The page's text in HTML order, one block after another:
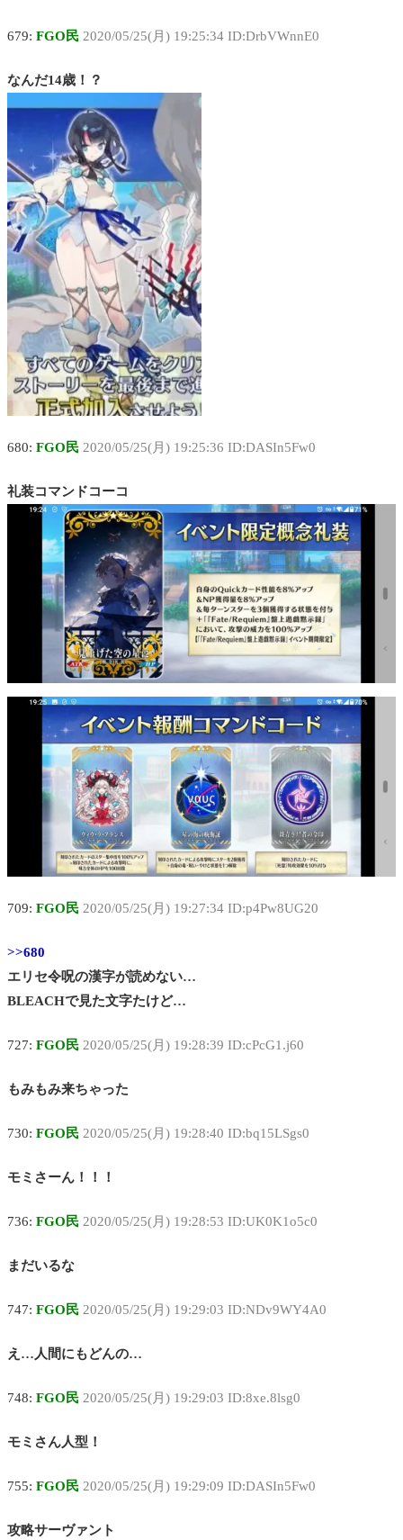
679: FGO民 2020/05/25(月) 19:25:34 ID:DrbVWnnE0
なんだ14歳！？
680: FGO民 2020/05/25(月) 19:25:36 ID:DASIn5Fw0
礼装コマンドコーコ
709: FGO民 2020/05/25(月) 19:27:34 ID:p4Pw8UG20
>>680
エリセ令呪の漢字が読めない…
BLEACHで見た文字たけど…
727: FGO民 2020/05/25(月) 19:28:39 ID:cPcG1.j60
もみもみ来ちゃった
730: FGO民 2020/05/25(月) 19:28:40 ID:bq15LSgs0
モミさーん！！！
736: FGO民 2020/05/25(月) 19:28:53 ID:UK0K1o5c0
まだいるな
747: FGO民 2020/05/25(月) 19:29:03 ID:NDv9WY4A0
え…人間にもどんの…
748: FGO民 2020/05/25(月) 19:29:03 ID:8xe.8lsg0
モミさん人型！
755: FGO民 2020/05/25(月) 19:29:09 ID:DASIn5Fw0
攻略サーヴァント